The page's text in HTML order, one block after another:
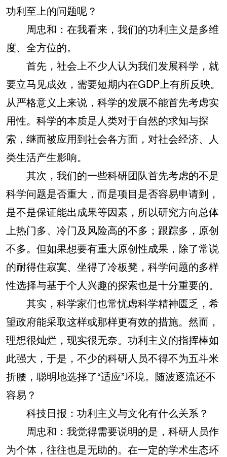
功利至上的问题呢？
周忠和：在我看来，我们的功利主义是多维
度、全方位的。
首先，社会上不少人认为我们发展科学，就
要立马见成效，需要短期内在GDP上有所反映。
从严格意义上来说，科学的发展不能首先考虑实
用性。科学的本质是人类对于自然的求知与探
索，继而被应用到社会各方面，对社会经济、人
类生活产生影响。
其次，我们的一些科研团队首先考虑的不是
科学问题是否重大，而是项目是否容易申请到，
是不是保证能出成果等因素，所以研究方向总体
上热门多、冷门及风险高的不多；跟踪多，原创
不多。但如果想要有重大原创性成果，除了常说
的耐得住寂寞、坐得了冷板凳，科学问题的多样
性选择与基于个人兴趣的探索也是十分重要的。
其实，科学家们也常忧虑科学精神匮乏，希
望政府能采取这样或那样更有效的措施。然而，
理想很灿烂，现实很无奈。功利主义的指挥棒如
此强大，于是，不少的科研人员不得不为五斗米
折腰，聪明地选择了“适应”环境。随波逐流还不
容易？
科技日报：功利主义与文化有什么关系？
周忠和：我觉得需要说明的是，科研人员作
为个体，往往也是无助的。在一定的学术生态环